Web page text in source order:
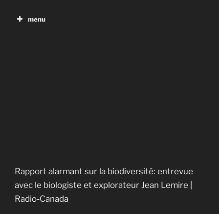
Share your videos with friends, family, and the world
menu
Rapport alarmant sur la biodiversité: entrevue
avec le biologiste et explorateur Jean Lemire |
Radio-Canada